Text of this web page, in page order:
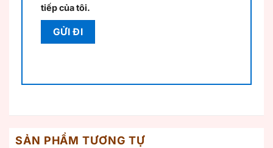
tiếp của tôi.
SẢN PHẨM TƯƠNG TỰ